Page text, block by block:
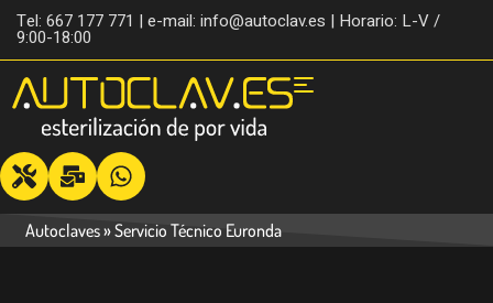
Tel: 667 177 771 | e-mail: info@autoclav.es | Horario: L-V /
9:00-18:00
Autoclaves»Servicio Técnico Euronda